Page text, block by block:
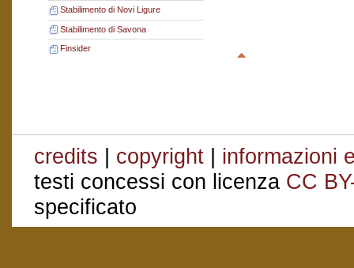
Stabilimento di Novi Ligure
Stabilimento di Savona
Finsider
credits | copyright | informazioni
testi concessi con licenza CC
specificato